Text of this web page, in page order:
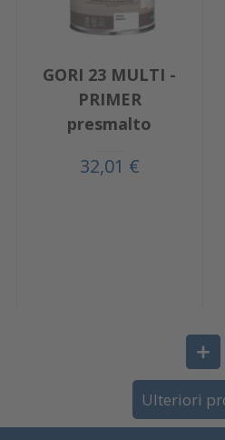
GORI 23 MULTI -
PRIMER
presmalto
32,01 €
Ulteriori